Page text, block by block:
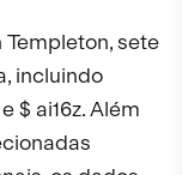
sete
incluindo
$ ai16z. Além